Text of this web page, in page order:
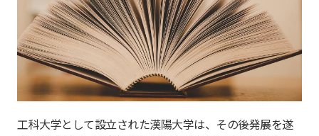
工科大学として設立された漢陽大学は、その後発展を遂